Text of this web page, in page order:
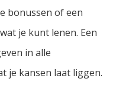
bonussen of een
je kunt lenen. Een
in alle
je kansen laat liggen.